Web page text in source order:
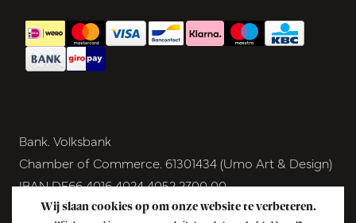
Bank. Volksbank
Chamber of Commerce. 61301434 (Umo Art & Design)
IBAN DE66 4016 4024 4052 2700 00
BIC GENODEM1GRN
Wij slaan cookies op om onze website te verbeteren.